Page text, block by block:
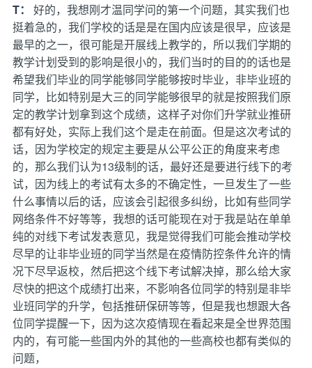
T：
好的，我想刚才温同学问的第一个问题，其实我们也
挺着急的，我们学校的话是是在国内应该是很早，应该是
最早的之一，很可能是开展线上教学的，所以我们学期的
教学计划受到的影响是很小的，我们当时的目的的话也是
希望我们毕业的同学能够同学能够按时毕业，非毕业班的
同学，比如特别是大三的同学能够很早的就是按照我们原
定的教学计划拿到这个成绩，这样子对你们升学就业推研
都有好处，实际上我们这个是走在前面。但是这次考试的
话，因为学校定的规定主要是从公平公正的角度来考虑
的，那么我们认为13级制的话，最好还是要进行线下的考
试，因为线上的考试有太多的不确定性，一旦发生了一些
什么事情以后的话，应该会引起很多纠纷，比如有些同学
网络条件不好等等，我想的话可能现在对于我是站在单单
纯的对线下考试发表意见，我是觉得我们可能会推动学校
尽早的让非毕业班的同学当然是在疫情防控条件允许的情
况下尽早返校，然后把这个线下考试解决掉，那么给大家
尽快的把这个成绩打出来，不影响各位同学的特别是非毕
业班同学的升学，包括推研保研等等，但是我也想跟大各
位同学提醒一下，因为这次疫情现在看起来是全世界范围
内的，有可能一些国内外的其他的一些高校也都有类似的
问题，